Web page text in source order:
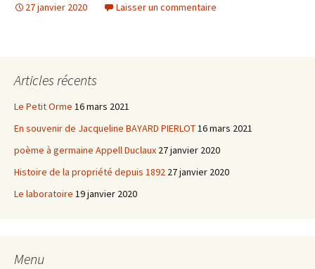
27 janvier 2020 Laisser un commentaire
Articles récents
Le Petit Orme 16 mars 2021
En souvenir de Jacqueline BAYARD PIERLOT16 mars 2021
poème à germaine Appell Duclaux 27 janvier 2020
Histoire de la propriété depuis 1892 27 janvier 2020
Le laboratoire 19 janvier 2020
Menu